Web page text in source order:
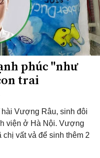
phúc "như
trai
Vượng Râu, sinh đôi
viện ở Hà Nội. Vượng
vất vả để sinh thêm 2